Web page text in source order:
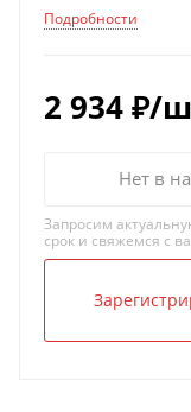
Подробности
2 934₽/
Нет в
Запросим
срок и свяжемся с